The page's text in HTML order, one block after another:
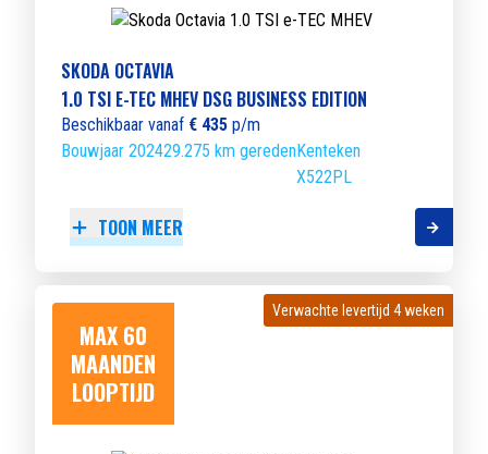
SKODA OCTAVIA
1.0 TSI E-TEC MHEV DSG BUSINESS EDITION
Beschikbaar vanaf € 435 p/m
Bouwjaar 202429.275 km geredenKenteken
X522PL
TOON MEER
MAX 60
MAANDEN
LOOPTIJD
Verwachte levertijd 4 weken
Verwachte levertijd 4 weken